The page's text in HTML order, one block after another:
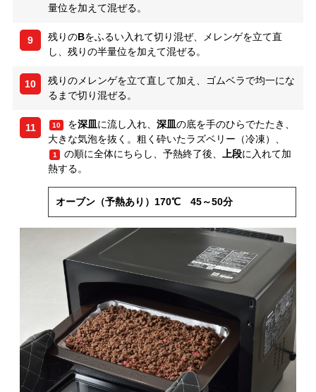
量位を加えて混ぜる。
9 残りのBをふるい入れて切り混ぜ、メレンゲを立て直
し、残りの半量位を加えて混ぜる。
10
残りのメレンゲを立て直して加え、ゴムベラで均一にな
るまで切り混ぜる。
11 10 を深皿に流し入れ、 深皿の底を手のひらでたたき、
大きな気泡を抜く。粗く砕いたラズベリー（冷凍）、
1 の順に全体にちらし、予熱終了後、 上段に入れて加
熱する。
オーブン（予熱あり）170℃ 45～50分